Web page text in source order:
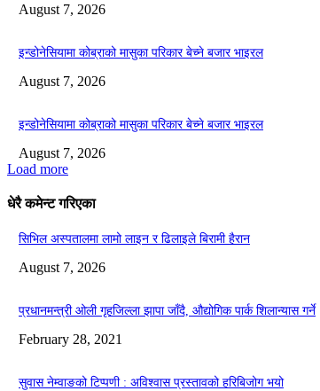
August 7, 2026
इन्डोनेसियामा कोब्राको मासुका परिकार बेच्ने बजार भाइरल
August 7, 2026
इन्डोनेसियामा कोब्राको मासुका परिकार बेच्ने बजार भाइरल
August 7, 2026
Load more
धेरै कमेन्ट गरिएका
सिभिल अस्पतालमा लामो लाइन र ढिलाइले बिरामी हैरान
August 7, 2026
प्रधानमन्त्री ओली गृहजिल्ला झापा जाँदै, औद्योगिक पार्क शिलान्यास गर्ने
February 28, 2021
सुवास नेम्वाङको टिप्पणी : अविश्वास प्रस्तावको हरिबिजोग भयो